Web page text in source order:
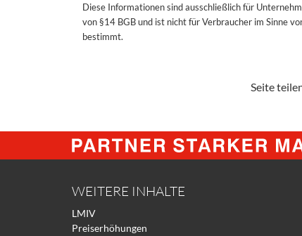
Diese Informationen sind ausschließlich für
von §14 BGB und ist nicht für Verbraucher im Sinne
bestimmt.
Seite
WEITERE INHALTE
LMIV
Preiserhöhungen